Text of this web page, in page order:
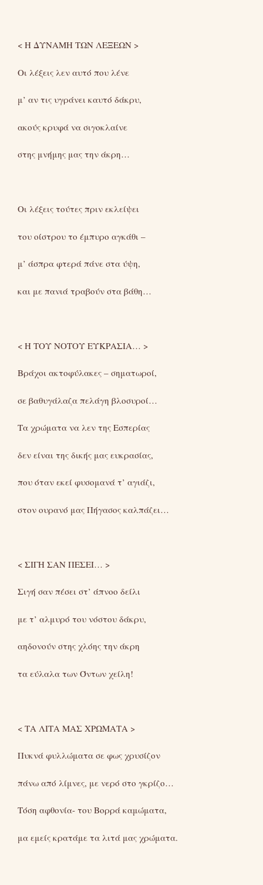
< Η ΔΥΝΑΜΗ ΤΩΝ ΛΕΞΕΩΝ >
Οι λέξεις λεν αυτό που λένε
μ’ αν τις υγράνει καυτό δάκρυ,
ακούς κρυφά να σιγοκλαίνε
στης μνήμης μας την άκρη…
Οι λέξεις τούτες πριν εκλείψει
του οίστρου το έμπυρο αγκάθι –
μ’ άσπρα φτερά πάνε στα ύψη,
και με πανιά τραβούν στα βάθη…
< Η ΤΟΥ ΝΟΤΟΥ ΕΥΚΡΑΣΙΑ… >
Βράχοι ακτοφύλακες – σηματωροί,
σε βαθυγάλαζα πελάγη βλοσυροί…
Τα χρώματα να λεν της Εσπερίας
δεν είναι της δικής μας ευκρασίας,
που όταν εκεί φυσομανά τ’ αγιάζι,
στον ουρανό μας Πήγασος καλπάζει…
< ΣΙΓΗ ΣΑΝ ΠΕΣΕΙ… >
Σιγή σαν πέσει στ’ άπνοο δείλι
με τ’ αλμυρό του νόστου δάκρυ,
αηδονούν στης χλόης την άκρη
τα εύλαλα των Όντων χείλη!
< ΤΑ ΛΙΤΑ ΜΑΣ ΧΡΩΜΑΤΑ >
Πυκνά φυλλώματα σε φως χρυσίζον
πάνω από λίμνες, με νερό στο γκρίζο…
Τόση αφθονία- του Βορρά καμώματα,
μα εμείς κρατάμε τα λιτά μας χρώματα.